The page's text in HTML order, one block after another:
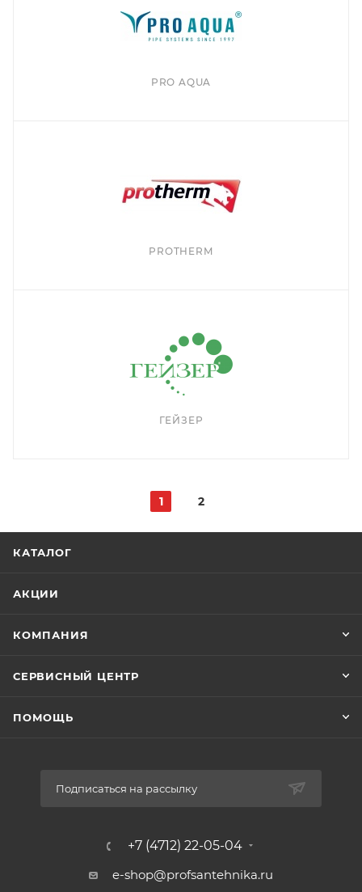
PRO AQUA
PROTHERM
ГЕЙЗЕР
1 2
КАТАЛОГ
АКЦИИ
КОМПАНИЯ
СЕРВИСНЫЙ ЦЕНТР
ПОМОЩЬ
Подписаться на рассылку
+7 (4712) 22-05-04
e-shop@profsantehnika.ru